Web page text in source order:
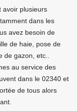
avoir plusieurs
dans les
avez besoin de
de haie, pose de
gazon, etc..
au service des
dans le 02340 et
de tous alors